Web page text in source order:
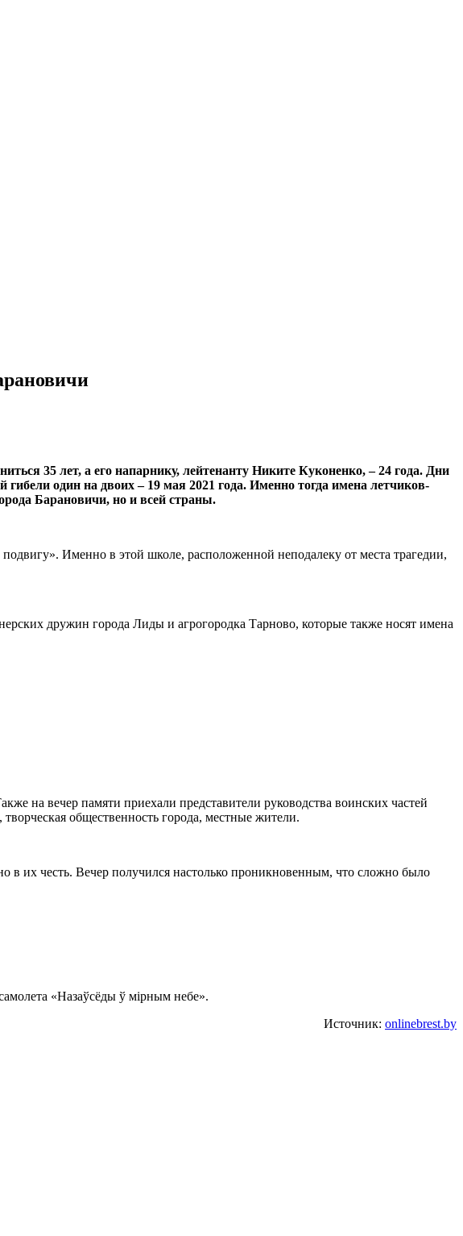
35 лет, а его напарнику, лейтенанту Никите Куконенко, – 24 года. Дни
один на двоих – 19 мая 2021 года. Именно тогда имена летчиков-
Барановичи, но и всей страны.
Именно в этой школе, расположенной неподалеку от места трагедии,
дружин города Лиды и агрогородка Тарново, которые также носят имена
на вечер памяти приехали представители руководства воинских частей
общественность города, местные жители.
их честь. Вечер получился настолько проникновенным, что сложно было
«Назаўсёды ў мірным небе».
Источник: onlinebrest.by